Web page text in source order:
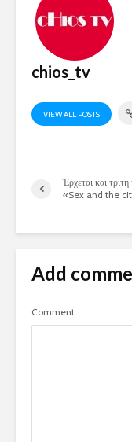
chios_tv
VIEW ALL POSTS
Έρχεται και τρίτη
«Sex and the
Add
Comment